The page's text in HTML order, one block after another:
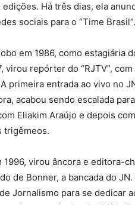
Há três dias, ela
sociais para o “Time Brasil”.
em 1986, como estagiária
virou repórter do “RJTV”,
A primeira entrada ao vivo no
acabou sendo escalada
Eliakim Araújo e depois
trigêmeos.
1996, virou âncora e editora-
de Bonner, a bancada do
Jornalismo para se dedicar